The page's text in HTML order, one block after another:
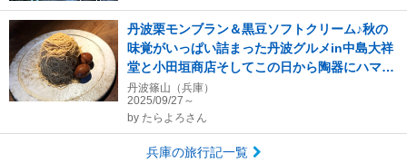
丹波栗モンブラン＆黒豆ソフトクリーム♪秋の
味覚がいっぱい詰まった丹波グルメin中島大祥
堂と小田垣商店そしてこの日から陶器にハマっ
た♪
丹波篠山（兵庫）
2025/09/27～
by たらよろさん
兵庫の旅行記一覧